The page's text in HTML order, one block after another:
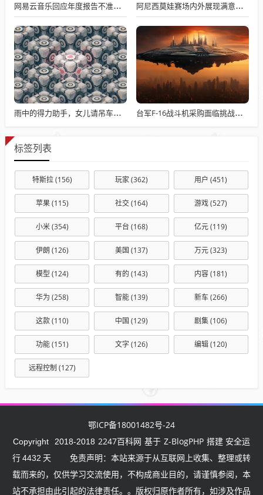
网易云音乐回应年度报告不准争议，数据与情感对接的精准之道 阿尼西莫娃赛场内外展现满意与期待，自信闪耀全场
雨中的得力助手，女儿请吊车助父母快速收玉米 台军F-16战斗机采购面临挑战与困境
标签列表
特斯拉(156) 玩家(362) 用户 (451)
苹果(115) 社交(164) 游戏(527)
小米(354) 平台 (168) 亿元(119)
伊朗 (126) 美国 (137) 万元(323)
模型 (124) 有的 (143) 内容(181)
华为 (258) 智能(139) 新车(266)
这款(110) 中国 (129) 剧集(106)
功能(151) 文字(126) 编辑(120)
远程控制 (127)
鄂ICP备18001482号-24
Copyright 2018-2018 2247百科网 基于 Z-BlogPHP 搭建 安全运
行4432 天
免责声明：本站来源于从互联网上收集、整理或转
载而来的，仅供学习交流使用，不构成商业目的，请谨慎参阅，本
站不承担由此引起的法律责任。。版权归原作者所有，如涉及作品